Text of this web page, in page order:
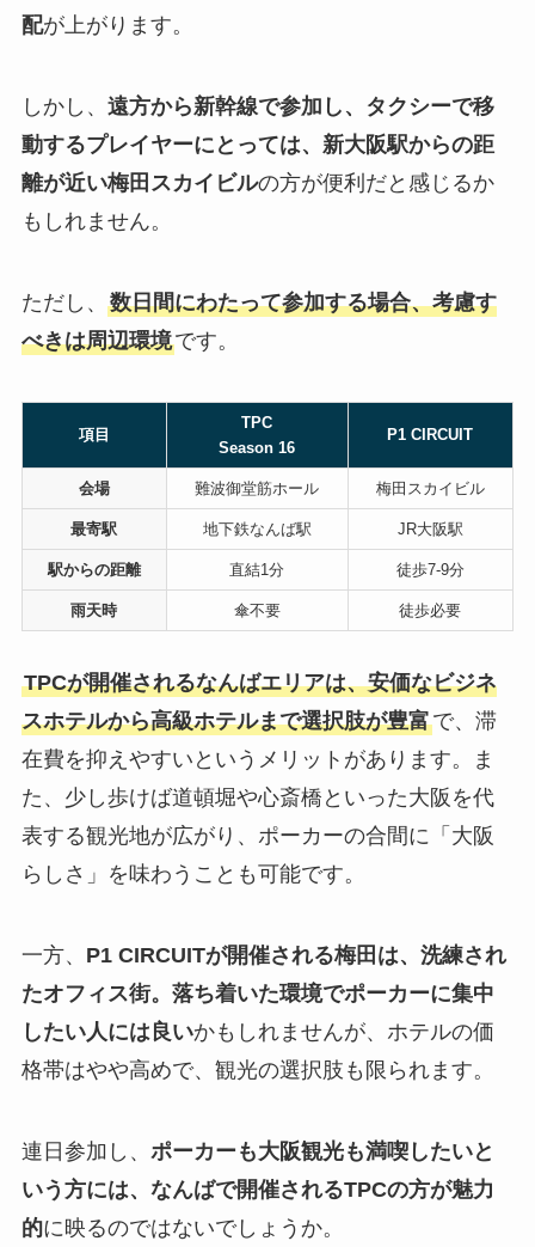
配が上がります。
しかし、 遠方から新幹線で参加し、タクシーで移
動するプレイヤーにとっては、新大阪駅からの距
離が近い梅田スカイビルの方が便利だと感じるか
もしれません。
ただし、 数日間にわたって参加する場合、考慮す
べきは周辺環境です。
項目
TPC
Season 16
P1 CIRCUIT
会場 難波御堂筋ホール 梅田スカイビル
最寄駅 地下鉄なんば駅 JR大阪駅
駅からの距離 直結1分 徒歩7-9分
雨天時 傘不要 徒歩必要
TPCが開催されるなんばエリアは、安価なビジネ
スホテルから高級ホテルまで選択肢が豊富で、滞
在費を抑えやすいというメリットがあります。ま
た、少し歩けば道頓堀や心斎橋といった大阪を代
表する観光地が広がり、ポーカーの合間に「大阪
らしさ」を味わうことも可能です。
一方、 P1 CIRCUITが開催される梅田は、洗練され
たオフィス街。落ち着いた環境でポーカーに集中
したい人には良いかもしれませんが、ホテルの価
格帯はやや高めで、観光の選択肢も限られます。
連日参加し、 ポーカーも大阪観光も満喫したいと
いう方には、なんばで開催されるTPCの方が魅力
的に映るのではないでしょうか。